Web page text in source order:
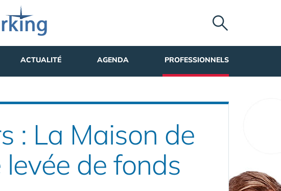
ACTUALITÉ AGENDA PROFESSIONNELS
: La Maison de
de fonds